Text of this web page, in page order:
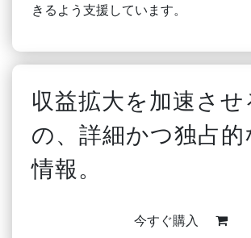
きるよう支援しています。
収益拡大を加速させ
の、詳細かつ独占的
情報。
今すぐ購入